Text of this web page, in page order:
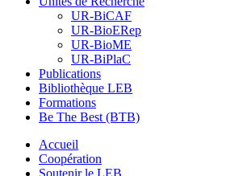
UR-BiCAF
UR-BioERep
UR-BioME
UR-BiPlaC
Publications
Bibliothèque LEB
Formations
Be The Best (BTB)
Accueil
Coopération
Soutenir le LEB